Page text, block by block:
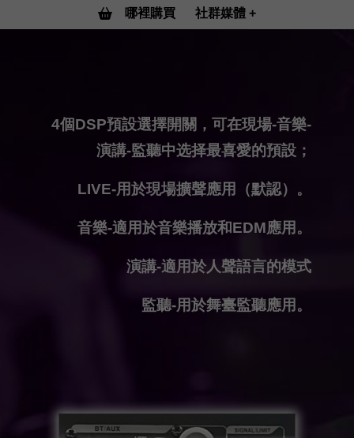
哪裡購買 社群媒體
4個DSP預設選擇開關，可在現場-音樂-
演講-監聽中选择最喜愛的預設；
LIVE-用於現場擴聲應用（默認）。
音樂-適用於音樂播放和EDM應用。
演講-適用於人聲語言的模式
監聽-用於舞臺監聽應用。